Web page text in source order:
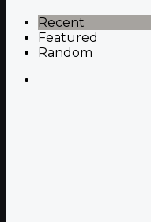
Recent
Featured
Random